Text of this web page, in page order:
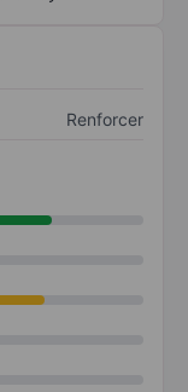
Renforcer